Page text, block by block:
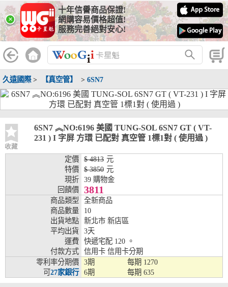
×
十年信譽商品保證!
網購容易價格超值!
服務完善絕對安心!
久遠國際> 【真空管】 > 6SN7
收藏
6SN7 ︽NO:6196 美國 TUNG-SOL 6SN7 GT ( VT-
231 ) I 字屏 方環 已配對 真空管 1標1對 ( 使用過 )
定價 $ 4813 元
特價
$ 3850 元
現折
39 購物金
回饋價
3811
商品類型
全新商品
商品數量
10
出貨地點
新北市 新店區
平均出貨
3天
運費
快遞宅配 120 。
付款方式
信用卡 信用卡分期
零利率分期價
可27家銀行
3期 每期 1270
6期
每期 635
線上分期銀行
WooGii 與 綠界 合作，『信用卡分期付款』 與 『信用卡零利率
分期付款』 的配合銀行如下：
分期期數 提供分期之銀行
兆豐銀行、合作金庫、第一銀行、華南銀行、
彰化銀行、上海銀行、富邦銀行、國泰世華、
台灣企銀、台中銀行、匯豐銀行、華泰銀行、
銀、元大銀行、永豐銀行、玉山銀行、凱基銀
行、星展銀行、台新銀行、安泰銀行、中國信
6期
兆豐銀行、合作金庫、第一銀行、華南銀行、
彰化銀行、上海銀行、富邦銀行、國泰世華、
台灣企銀、台中銀行、匯豐銀行、華泰銀行、
臺灣新光銀行、陽信銀行、聯邦銀行、遠東商
銀、元大銀行、永豐銀行、玉山銀行、凱基銀
行、星展銀行、台新銀行、安泰銀行、中國信
託、台灣樂天、三信商銀
兆豐銀行、合作金庫、第一銀行、華南銀行、
彰化銀行、上海銀行、富邦銀行、國泰世華、
台灣企銀、台中銀行、匯豐銀行、華泰銀行、
臺灣新光銀行、陽信銀行、聯邦銀行、遠東商
銀、元大銀行、永豐銀行、玉山銀行、凱基銀